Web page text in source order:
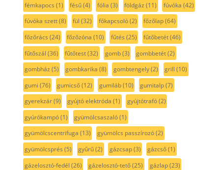
fémkapocs (1) fésű(4) fólia (3) földgáz (11) fúvóka (42)
fúvóka szett(8) fül (32) főkapcsoló(2) főzőlap(64)
főzőrács (24) főzőzóna (10) fűtés (25) fűtőbetét(46)
fűtőszál (36) fűtőtest(32) gomb(3) gombbetét(2)
gombház (5) gombkarika (8) gombtengely(2) grill (10)
gumi (76) gumicső(12) gumiláb(10) gumitalp(7)
gyerekzár(9) gyújtó elektróda (1) gyújtótrafó(2)
gyúrókampó(1) gyümölcsaszaló(1)
gyümölcscentrifuga (13) gyümölcs passzírozó(2)
gyümölcsprés (5) gyűrű(2) gázcsap(3) gázcső(1)
gázelosztó-fedél (26) gázelosztó-tető(25) gázlap(23)